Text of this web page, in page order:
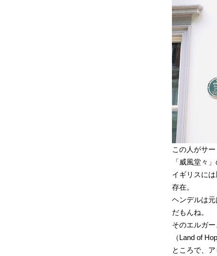
この人がサ
「威風堂々
イギリスに
存在。
ヘンデルは
だもんね。
そのエルガ
（Land of
ところで、